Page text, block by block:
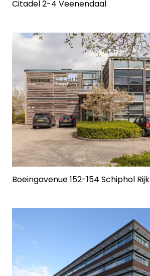
Citadel 2-4 Veenendaal
Boeingavenue 152-154 Schiphol Rijk